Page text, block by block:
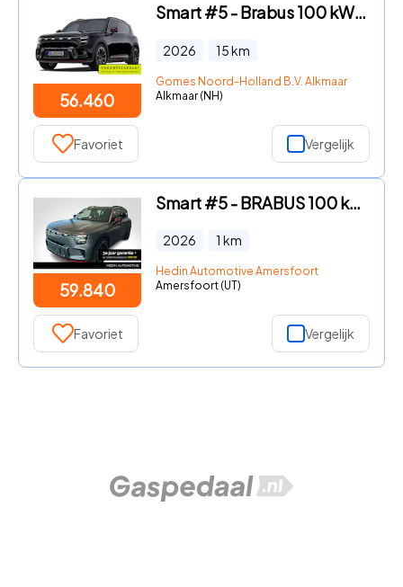
56.460
Smart #5 - Brabus 100 kWh VAKANTIE DEALS! | Van € 63.460, - voor € 56.4
2026 15km
Gomes Noord-Holland B.V. Alkmaar
Alkmaar (NH)
Favoriet Vergelijk
59.840
Smart #5 - BRABUS 100 kWh | *Bijtelling vanaf € 357, - per maand!* | Pa
2026 1 km
Hedin Automotive Amersfoort
Amersfoort (UT)
Favoriet Vergelijk